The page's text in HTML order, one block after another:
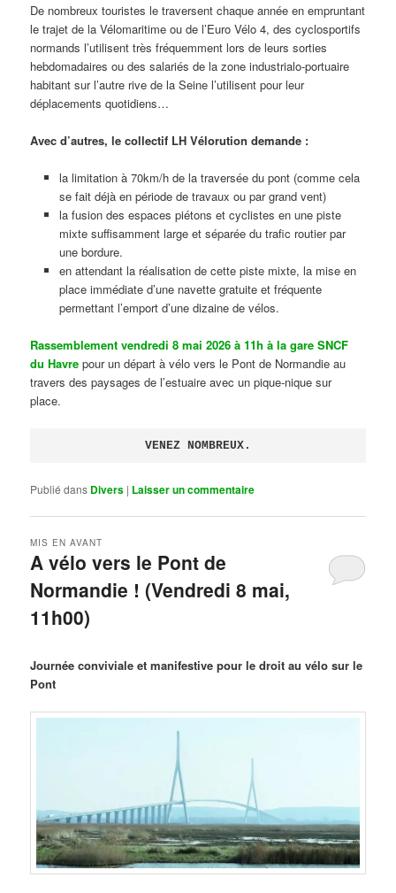
De nombreux touristes le traversent chaque année en empruntant
le trajet de la Vélomaritime ou de l’Euro Vélo 4, des cyclosportifs
normands l’utilisent très fréquemment lors de leurs sorties
hebdomadaires ou des salariés de la zone industrialo-portuaire
habitant sur l’autre rive de la Seine l’utilisent pour leur
déplacements quotidiens…
Avec d’autres, le collectif LH Vélorution demande :
la limitation à 70km/h de la traversée du pont (comme cela
se fait déjà en période de travaux ou par grand vent)
la fusion des espaces piétons et cyclistes en une piste
mixte suffisamment large et séparée du trafic routier par
une bordure.
en attendant la réalisation de cette piste mixte, la mise en
place immédiate d’une navette gratuite et fréquente
permettant l’emport d’une dizaine de vélos.
Rassemblement vendredi 8 mai 2026 à 11h à la gare SNCF
du Havre pour un départ à vélo vers le Pont de Normandie au
travers des paysages de l’estuaire avec un pique-nique sur
place.
VENEZ NOMBREUX.
Publié dans Divers | Laisser un commentaire
A vélo vers le Pont de
Normandie ! (Vendredi 8 mai,
11h00)
MIS EN AVANT
Journée conviviale et manifestive pour le droit au vélo sur le
Pont